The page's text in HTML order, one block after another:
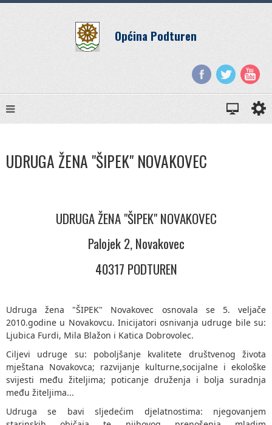
Općina Podturen
UDRUGA ŽENA "ŠIPEK" NOVAKOVEC
UDRUGA ŽENA "ŠIPEK" NOVAKOVEC
Palojek 2, Novakovec
40317 PODTUREN
Udruga žena "ŠIPEK" Novakovec osnovala se 5. veljače
2010.godine u Novakovcu. Inicijatori osnivanja udruge bile su:
Ljubica Furdi, Mila Blažon i Katica Dobrovolec.
Ciljevi udruge su: poboljšanje kvalitete društvenog života
mještana Novakovca; razvijanje kulturne,socijalne i ekološke
svijesti među žiteljima; poticanje druženja i bolja suradnja
među žiteljima...
Udruga se bavi sljedećim djelatnostima: njegovanjem